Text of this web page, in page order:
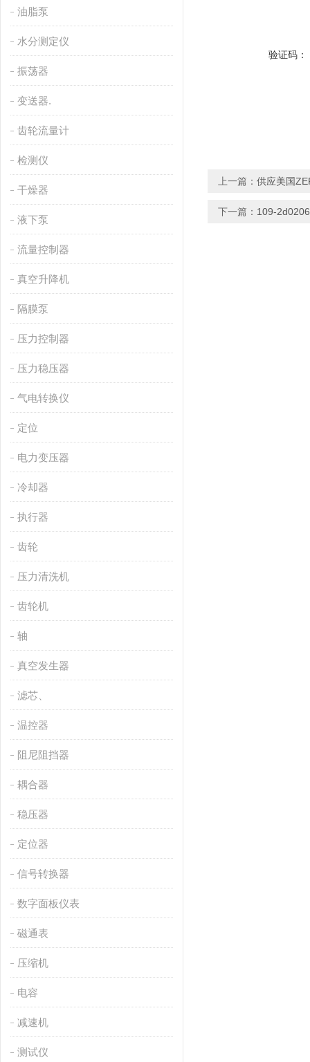
油脂泵
水分测定仪
振荡器
变送器.
齿轮流量计
检测仪
干燥器
液下泵
流量控制器
真空升降机
隔膜泵
压力控制器
压力稳压器
气电转换仪
定位
电力变压器
冷却器
执行器
齿轮
压力清洗机
齿轮机
轴
真空发生器
滤芯、
温控器
阻尼阻挡器
耦合器
稳压器
定位器
信号转换器
数字面板仪表
磁通表
压缩机
电容
减速机
测试仪
验证码：
上一篇： 供应美国
下一篇： 109-